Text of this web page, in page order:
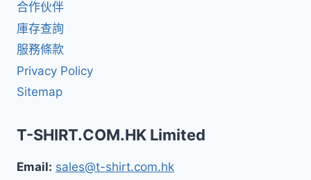
合作伙伴
庫存查詢
服務條款
Privacy Policy
Sitemap
T-SHIRT.COM.HK Limited
Email: sales@t-shirt.com.hk